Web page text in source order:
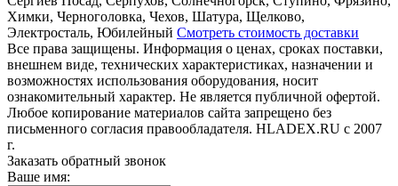
Химки, Черноголовка, Чехов, Шатура, Щелково,
Электросталь, Юбилейный Смотреть стоимость доставки
Все права защищены. Информация о ценах, сроках поставки,
внешнем виде, технических характеристиках, назначении и
возможностях использования оборудования, носит
ознакомительный характер. Не является публичной офертой.
Любое копирование материалов сайта запрещено без
письменного согласия правообладателя. HLADEX.RU c 2007
г.
Заказать обратный звонок
Ваше имя: